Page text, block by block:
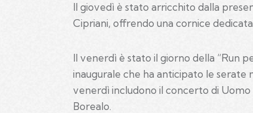
Il giovedì è stato arricchito dalla
Cipriani, offrendo una cornice
Il venerdì è stato il giorno della “Run
inaugurale che ha anticipato le serate
venerdì includono il concerto di
Borealo.